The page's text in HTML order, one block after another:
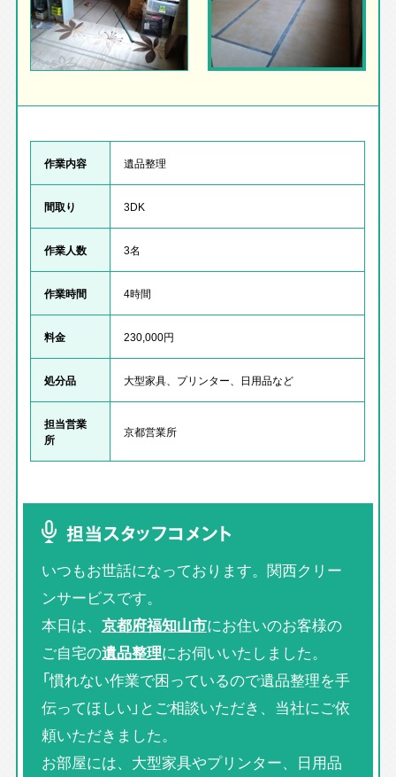
作業内容 遺品整理
間取り 3DK
作業人数 3名
作業時間 4時間
料金 230,000円
処分品 大型家具、プリンター、日用品など
担当営業
所
京都営業所
担当スタッフコメント
いつもお世話になっております。関西クリー
ンサービスです。
本日は、 京都府福知山市にお住いのお客様の
ご自宅の遺品整理にお伺いいたしました。
「慣れない作業で困っているので遺品整理を手
伝ってほしい」とご相談いただき、当社にご依
頼いただきました。
お部屋には、大型家具やプリンター、日用品